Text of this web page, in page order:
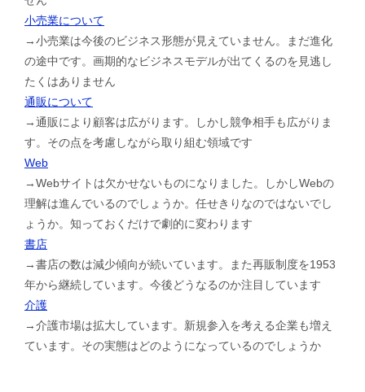
小売業について
→小売業は今後のビジネス形態が見えていません。まだ進化
の途中です。画期的なビジネスモデルが出てくるのを見逃し
たくはありません
通販について
→通販により顧客は広がります。しかし競争相手も広がりま
す。その点を考慮しながら取り組む領域です
Web
→Webサイトは欠かせないものになりました。しかしWebの
理解は進んでいるのでしょうか。任せきりなのではないでし
ょうか。知っておくだけで劇的に変わります
書店
→書店の数は減少傾向が続いています。また再販制度を1953
年から継続しています。今後どうなるのか注目しています
介護
→介護市場は拡大しています。新規参入を考える企業も増え
ています。その実態はどのようになっているのでしょうか